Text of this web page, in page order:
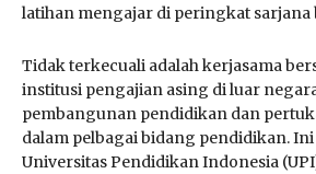
latihan mengajar di peringkat sarjana
Tidak terkecuali adalah kerjasama
institusi pengajian asing di luar
pembangunan pendidikan dan
dalam pelbagai bidang pendidikan.
Universitas Pendidikan Indonesia